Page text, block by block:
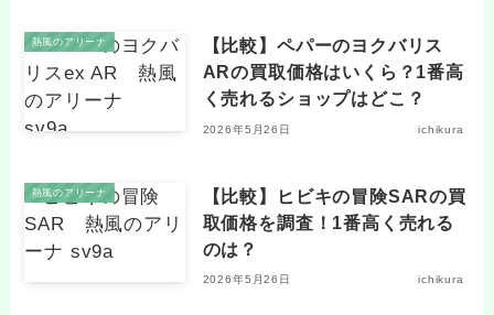
熱風のアリーナ
【比較】ペパーのヨクバリス
ARの買取価格はいくら？1番高
く売れるショップはどこ？
2026年5月26日 ichikura
熱風のアリーナ
【比較】ヒビキの冒険SARの買
取価格を調査！1番高く売れる
のは？
2026年5月26日 ichikura